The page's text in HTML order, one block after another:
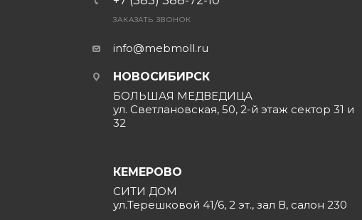
ЗАКАЗАТЬ ЗВОНОК
info@mebmoll.ru
НОВОСИБИРСК
БОЛЬШАЯ МЕДВЕДИЦА
ул. Светлановская, 50, 2-й этаж сектор 31 и
32
КЕМЕРОВО
СИТИ ДОМ
ул.Терешковой 41/6, 2 эт., зал В, салон 230